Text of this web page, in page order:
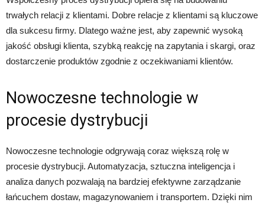
trwałych relacji z klientami. Dobre relacje z klientami są kluczowe
dla sukcesu firmy. Dlatego ważne jest, aby zapewnić wysoką
jakość obsługi klienta, szybką reakcję na zapytania i skargi, oraz
dostarczenie produktów zgodnie z oczekiwaniami klientów.
Nowoczesne technologie w
procesie dystrybucji
Nowoczesne technologie odgrywają coraz większą rolę w
procesie dystrybucji. Automatyzacja, sztuczna inteligencja i
analiza danych pozwalają na bardziej efektywne zarządzanie
łańcuchem dostaw, magazynowaniem i transportem. Dzięki nim